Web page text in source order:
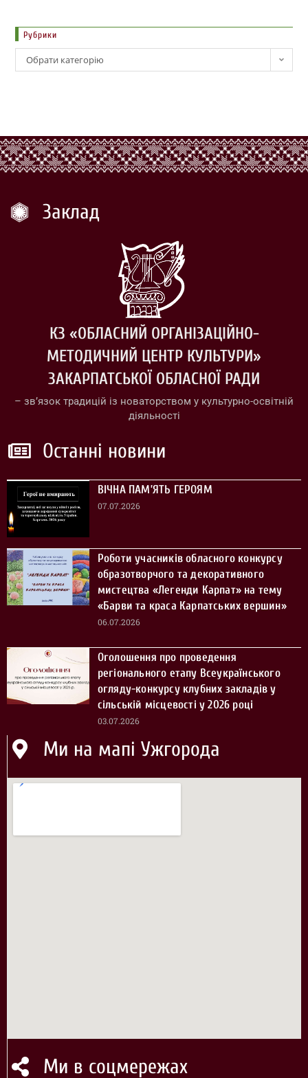
Рубрики
Обрати категорію
Заклад
КЗ «ОБЛАСНИЙ ОРГАНІЗАЦІЙНО-
МЕТОДИЧНИЙ ЦЕНТР КУЛЬТУРИ»
ЗАКАРПАТСЬКОЇ ОБЛАСНОЇ РАДИ
– зв’язок традицій із новаторством у культурно-освітній
діяльності
Останні новини
ВІЧНА ПАМ’ЯТЬ ГЕРОЯМ
07.07.2026
Роботи учасників обласного конкурсу
образотворчого та декоративного
мистецтва «Легенди Карпат» на тему
«Барви та краса Карпатських вершин»
06.07.2026
Оголошення про проведення
регіонального етапу Всеукраїнського
огляду-конкурсу клубних закладів у
сільській місцевості у 2026 році
03.07.2026
Ми на мапі Ужгорода
Ми в соцмережах